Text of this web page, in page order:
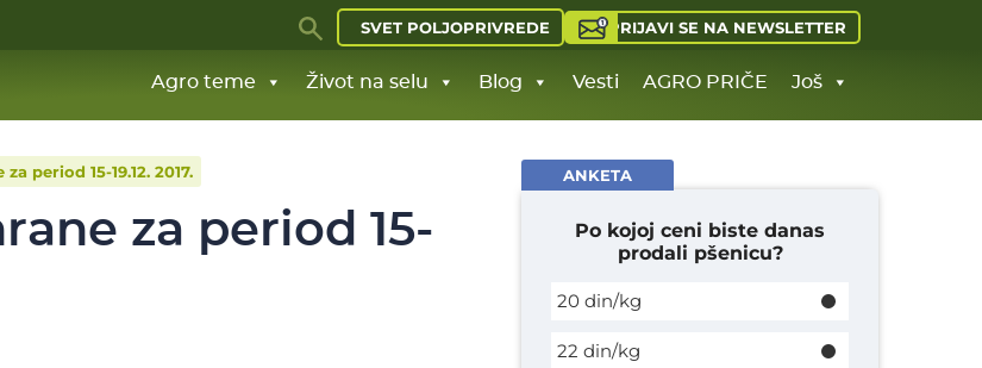
SVET POLJOPRIVREDE PRIJAVI SE NA NEWSLETTER
Agro teme Život na selu Blog Vesti AGRO PRIČE Još
period 15-19.12. 2017.
za period 15-
ANKETA
Po kojoj ceni biste danas
prodali pšenicu?
20 din/kg
22 din/kg